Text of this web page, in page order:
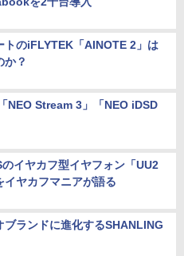
トのiFLYTEK「AINOTE 2」は
か？
NEO Stream 3」「NEO iDSD
イヤカフ型イヤフォン「UU2
イヤカフマニアが語る
ブランドに進化するSHANLING